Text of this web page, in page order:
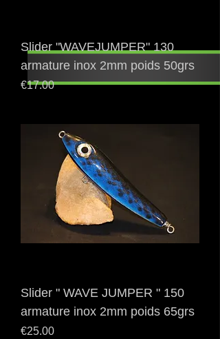
Slider "WAVEJUMPER" 130
armature inox 2mm poids 50grs
Price
€17.00
Slider " WAVE JUMPER " 150
armature inox 2mm poids 65grs
Price
€25.00